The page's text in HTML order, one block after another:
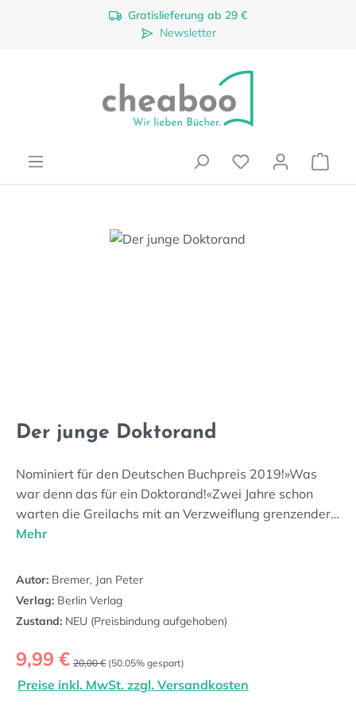
Zum Hauptinhalt springenGratislieferung ab 29 €
Newsletter
Bildergalerie überspringen
Der junge Doktorand
Nominiert für den Deutschen Buchpreis 2019!»Was
war denn das für ein Doktorand!«Zwei Jahre schon
warten die Greilachs mit an Verzweiflung grenzender…
Mehr
Autor: Bremer, Jan Peter
Verlag: Berlin Verlag
Zustand: NEU (Preisbindung aufgehoben)
Verkaufspreis:
9,99 € Regulärer Preis:
20,00 € (50.05% gespart)
Preise inkl. MwSt. zzgl. Versandkosten